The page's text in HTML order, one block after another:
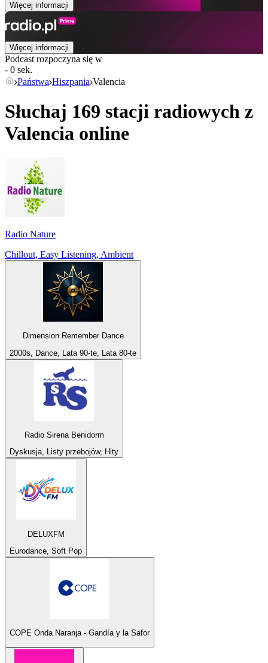
Więcej informacji
Więcej informacji
Podcast rozpoczyna się w
- 0 sek.
Państwa Hiszpania Valencia
Słuchaj 169 stacji radiowych z
Valencia online
Radio Nature
Chillout, Easy Listening, Ambient
Dimension Remember Dance
2000s, Dance, Lata 90-te, Lata 80-te
Radio Sirena Benidorm
Dyskusja, Listy przebojów, Hity
DELUXFM
Eurodance, Soft Pop
COPE Onda Naranja - Gandía y la Safor